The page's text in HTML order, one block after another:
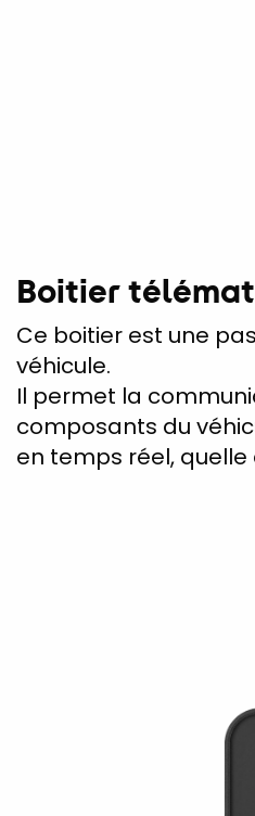
Boitier
Ce boitier est une
véhicule.
Il permet la
composants du
en temps réel,